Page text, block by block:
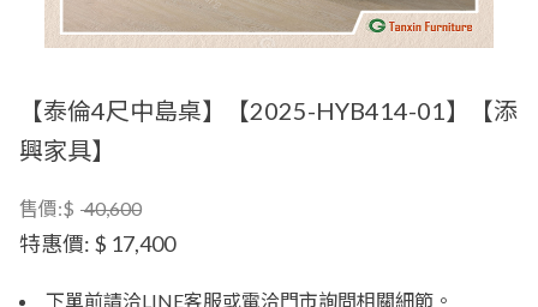
【泰倫4尺中島桌】【2025-HYB414-01】【添
興家具】
售價:$ 40,600
特惠價: $ 17,400
下單前請洽LINE客服或電洽門市詢問相關細節。